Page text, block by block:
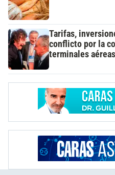
Tarifas,
conflicto por la
terminales